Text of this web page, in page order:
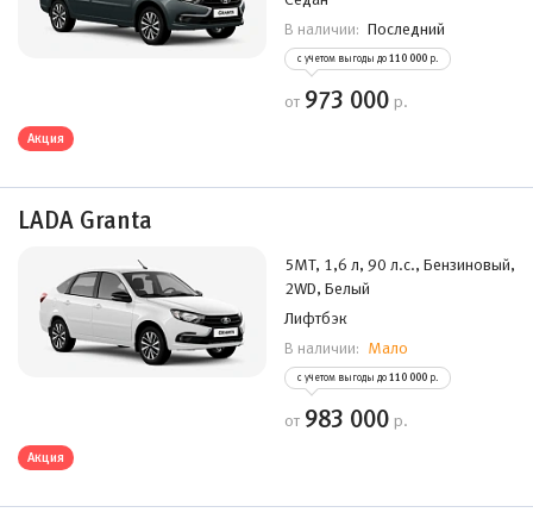
В наличии: Последний
с учетом выгоды до 110 000 р.
от 973 000 р.
Акция
LADA Granta
5MT, 1,6 л, 90 л.с., Бензиновый,
2WD, Белый
Лифтбэк
В наличии: Мало
с учетом выгоды до 110 000 р.
от 983 000 р.
Акция